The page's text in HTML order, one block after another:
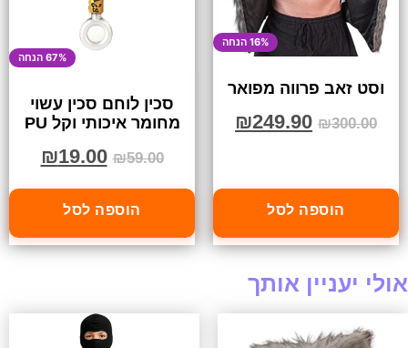
16% הנחה
וסט זאב פרווה מפואר
₪300.00
₪249.90
הוספה לסל
67% הנחה
סכין לוחם סכין עשוי
מחומר איכותי וקל PU
₪59.00
₪19.00
הוספה לסל
אולי יעניין אותך